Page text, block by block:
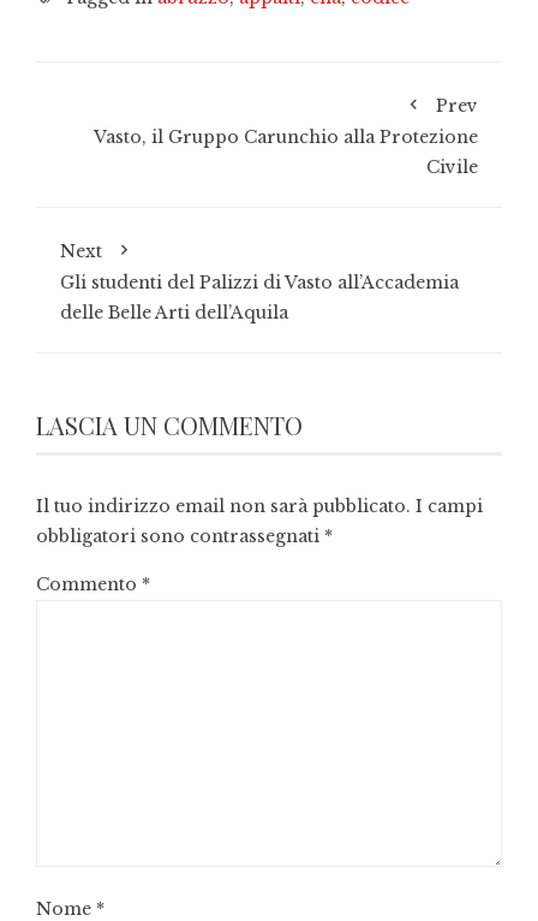
Prev
Vasto, il Gruppo Carunchio alla Protezione
Civile
Next
Gli studenti del Palizzi di Vasto all’Accademia
delle Belle Arti dell’Aquila
LASCIA UN COMMENTO
Il tuo indirizzo email non sarà pubblicato. I campi
obbligatori sono contrassegnati *
Commento *
Nome *